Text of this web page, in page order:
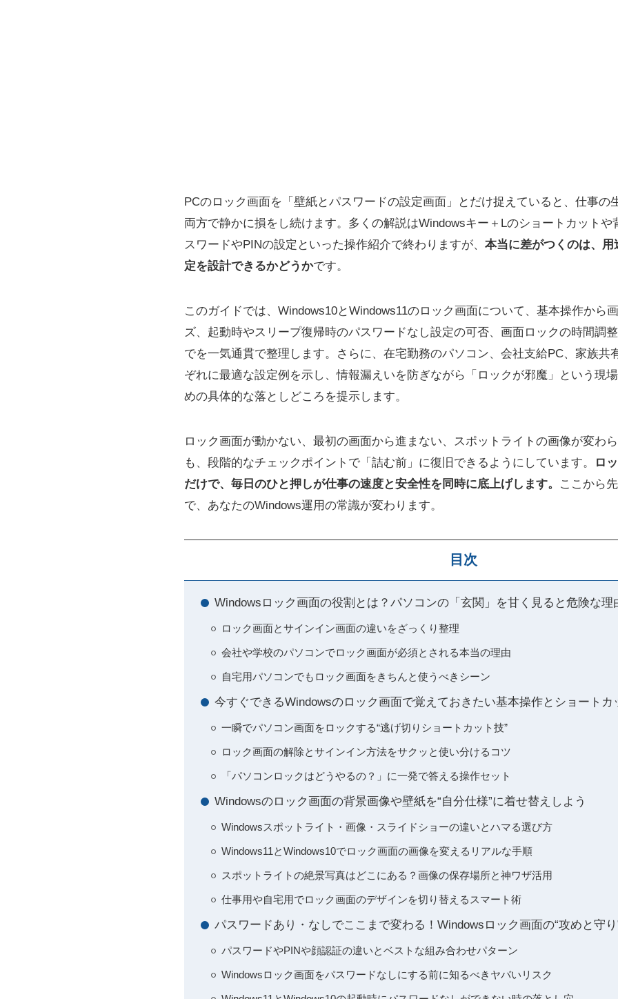
PCのロック画面を「壁紙とパスワードの設定画面」とだけ捉えていると、仕事の
両方で静かに損をし続けます。多くの解説はWindowsキー＋Lのショートカット
スワードやPINの設定といった操作紹介で終わりますが、 本当に差がつくのは、
定を設計できるかどうかです。
このガイドでは、Windows10とWindows11のロック画面について、基本操作から
ズ、起動時やスリープ復帰時のパスワードなし設定の可否、画面ロックの時間調
でを一気通貫で整理します。さらに、在宅勤務のパソコン、会社支給PC、家族共
ぞれに最適な設定例を示し、情報漏えいを防ぎながら「ロックが邪魔」という現
めの具体的な落としどころを提示します。
ロック画面が動かない、最初の画面から進まない、スポットライトの画像が変わ
も、段階的なチェックポイントで「詰む前」に復旧できるようにしています。
ロ
だけで、毎日のひと押しが仕事の速度と安全性を同時に底上げします。
ここから
で、あなたのWindows運用の常識が変わります。
目次
Windowsロック画面の役割とは？パソコンの「玄関」を甘く見ると危険な理
ロック画面とサインイン画面の違いをざっくり整理
会社や学校のパソコンでロック画面が必須とされる本当の理由
自宅用パソコンでもロック画面をきちんと使うべきシーン
今すぐできるWindowsのロック画面で覚えておきたい基本操作とショートカ
一瞬でパソコン画面をロックする“逃げ切りショートカット技”
ロック画面の解除とサインイン方法をサクッと使い分けるコツ
「パソコンロックはどうやるの？」に一発で答える操作セット
Windowsのロック画面の背景画像や壁紙を“自分仕様”に着せ替えしよう
Windowsスポットライト・画像・スライドショーの違いとハマる選び方
Windows11とWindows10でロック画面の画像を変えるリアルな手順
スポットライトの絶景写真はどこにある？画像の保存場所と神ワザ活用
仕事用や自宅用でロック画面のデザインを切り替えるスマート術
パスワードあり・なしでここまで変わる！Windowsロック画面の“攻めと守り
パスワードやPINや顔認証の違いとベストな組み合わせパターン
Windowsロック画面をパスワードなしにする前に知るべきヤバいリスク